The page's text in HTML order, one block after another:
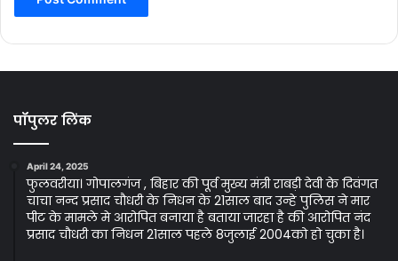
पॉपुलर लिंक
April 24, 2025
फुलवरीया। गोपालगंज , बिहार की पूर्व मुख्य मंत्री राबड़ी देवी के दिवंगत
चाचा नन्द प्रसाद चौधरी के निधन के 21साल बाद उन्हे पुलिस ने मार
पीट के मामले मे आरोपित बनाया है बताया जारहा है की आरोपित नंद
प्रसाद चौधरी का निधन 21साल पहले 8जुलाई 2004को हो चुका है।